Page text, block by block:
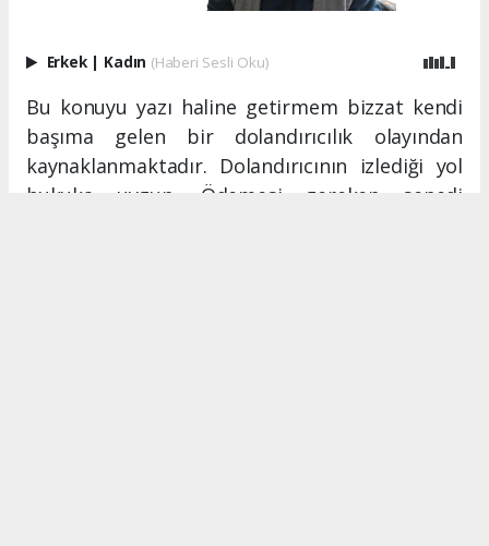
Erkek | Kadın (Haberi Sesli Oku)
Bu konuyu yazı haline getirmem bizzat kendi
başıma gelen bir dolandırıcılık olayından
kaynaklanmaktadır. Dolandırıcının izlediği yol
hukuka uygun. Ödemesi gereken senedi